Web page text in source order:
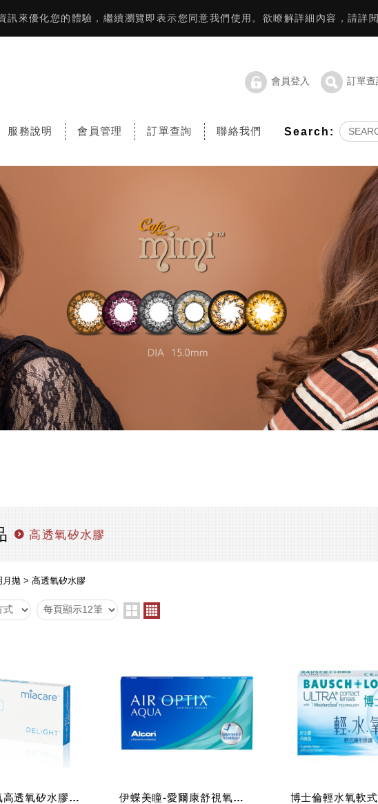
訊來優化您的體驗，繼續瀏覽即表示您同意我們使用。欲瞭解詳細內容，請詳閱
會員登入 訂單查
服務說明 會員管理 訂單查詢 聯絡我們
高透氧矽水膠
月拋 高透氧矽水膠
美若康沐氧高透氧矽水膠月拋型隱形眼鏡 伊蝶美瞳-愛爾康舒視氧親水聚合月拋隱形眼鏡(3片裝)